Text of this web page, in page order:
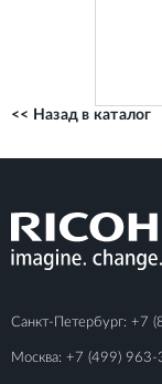
<< Назад в каталог
Санкт-Петербург: +7
Москва: +7 (499) 963-